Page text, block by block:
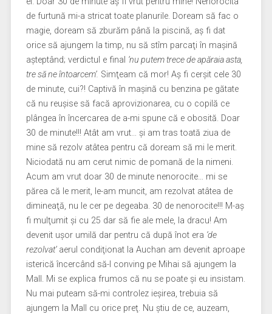
de furtună mi-a stricat toate planurile. Doream să fac o
magie, doream să zburăm până la piscină, aş fi dat
orice să ajungem la timp, nu să stîm parcaţi în maşină
aşteptând; verdictul e final ‘nu putem trece de apăraia asta,
tre să ne întoarcem’. Simţeam că mor! Aş fi cerşit cele 30
de minute, cui?! Captivă în maşină cu benzina pe gătate
că nu reuşise să facă aprovizionarea, cu o copilă ce
plângea în încercarea de a-mi spune că e obosită. Doar
30 de minute!!! Atât am vrut… şi am tras toată ziua de
mine să rezolv atâtea pentru că doream să mi le merit.
Niciodată nu am cerut nimic de pomană de la nimeni.
Acum am vrut doar 30 de minute nenorocite… mi se
părea că le merit, le-am muncit, am rezolvat atâtea de
dimineaţă, nu le cer pe degeaba. 30 de nenorocite!!! M-aş
fi mulţumit şi cu 25 dar să fie ale mele, la dracu! Am
devenit uşor umilă dar pentru că după înot era ‘de
rezolvat’aerul condiţionat la Auchan am devenit aproape
isterică încercând să-l conving pe Mihai să ajungem la
Mall. Mi se explica frumos că nu se poate şi eu insistam.
Nu mai puteam să-mi controlez ieşirea, trebuia să
ajungem la Mall cu orice preţ. Nu ştiu de ce, auzeam,